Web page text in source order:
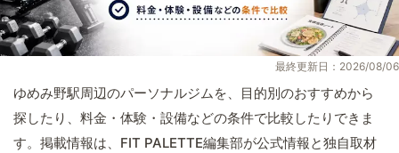
最終更新日：2026/08/06
ゆめみ野駅周辺のパーソナルジムを、目的別のおすすめから
探したり、料金・体験・設備などの条件で比較したりできま
す。掲載情報は、FIT PALETTE編集部が公式情報と独自取材